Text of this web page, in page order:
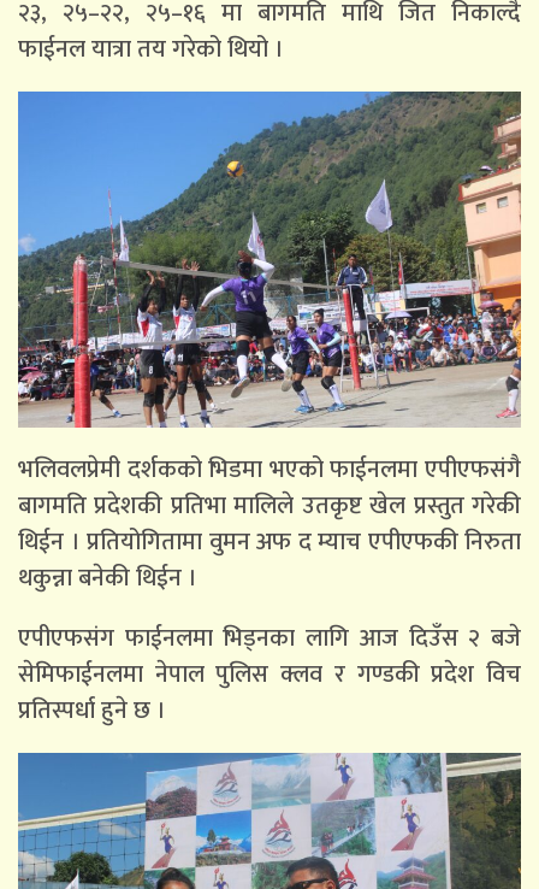
२३, २५–२२, २५–१६ मा बागमति माथि जित निकाल्दै
फाईनल यात्रा तय गरेको थियो ।
भलिवलप्रेमी दर्शकको भिडमा भएको फाईनलमा एपीएफसंगै
बागमति प्रदेशकी प्रतिभा मालिले उतकृष्ट खेल प्रस्तुत गरेकी
थिईन । प्रतियोगितामा वुमन अफ द म्याच एपीएफकी निरुता
थकुन्ना बनेकी थिईन ।
एपीएफसंग फाईनलमा भिड्नका लागि आज दिउँस २ बजे
सेमिफाईनलमा नेपाल पुलिस क्लव र गण्डकी प्रदेश विच
प्रतिस्पर्धा हुने छ ।